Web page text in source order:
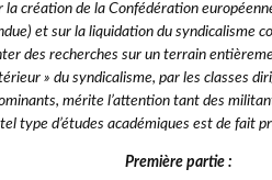
création de la Confédération
et sur la liquidation du syndicalisme
des recherches sur un terrain
» du syndicalisme, par les classes
mérite l’attention tant des
type d’études académiques est de fait
Première partie :